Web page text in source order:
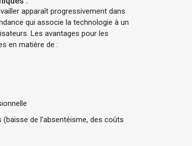
apparaît progressivement dans
qui associe la technologie à un
Les avantages pour les
en matière de :
de l’absentéisme, des coûts